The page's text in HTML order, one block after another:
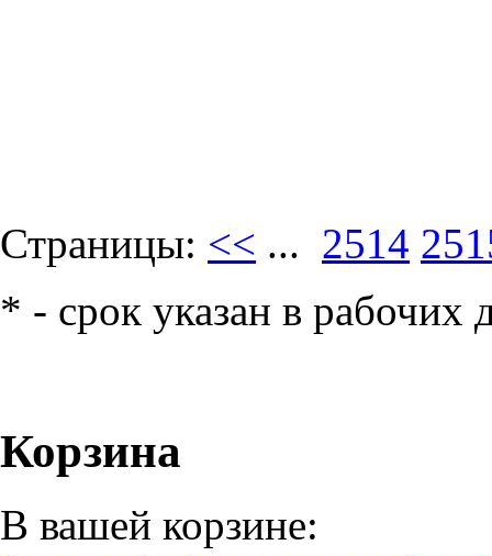
Страницы: << ... 2514
* - срок указан в рабочих
Корзина
В вашей корзине: